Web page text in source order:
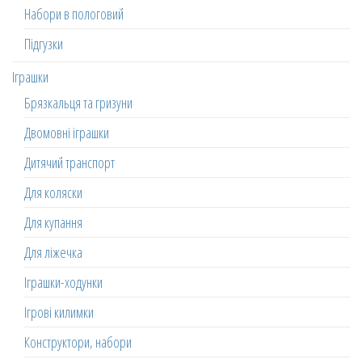
Набори в пологовий
Підгузки
Іграшки
Брязкальця та гризуни
Двомовні іграшки
Дитячий транспорт
Для коляски
Для купання
Для ліжечка
Іграшки-ходунки
Ігрові килимки
Конструктори, набори